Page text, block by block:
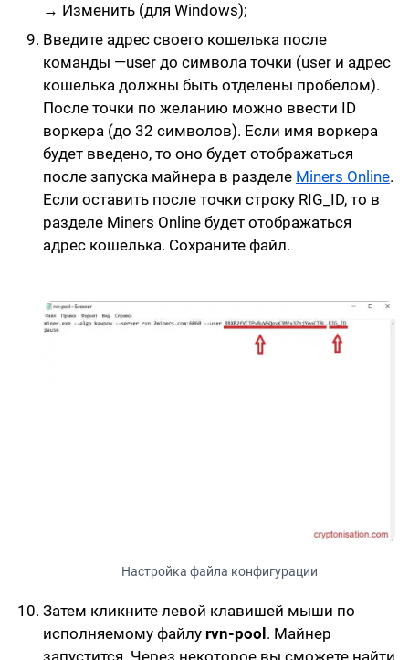
→ Изменить (для Windows);
Введите адрес своего кошелька после
команды —user до символа точки (user и адрес
кошелька должны быть отделены пробелом).
После точки по желанию можно ввести ID
воркера (до 32 символов). Если имя воркера
будет введено, то оно будет отображаться
после запуска майнера в разделе Miners Online.
Если оставить после точки строку RIG_ID, то в
разделе Miners Online будет отображаться
адрес кошелька. Сохраните файл.
Настройка файла конфигурации
Затем кликните левой клавишей мыши по
исполняемому файлу rvn-pool . Майнер